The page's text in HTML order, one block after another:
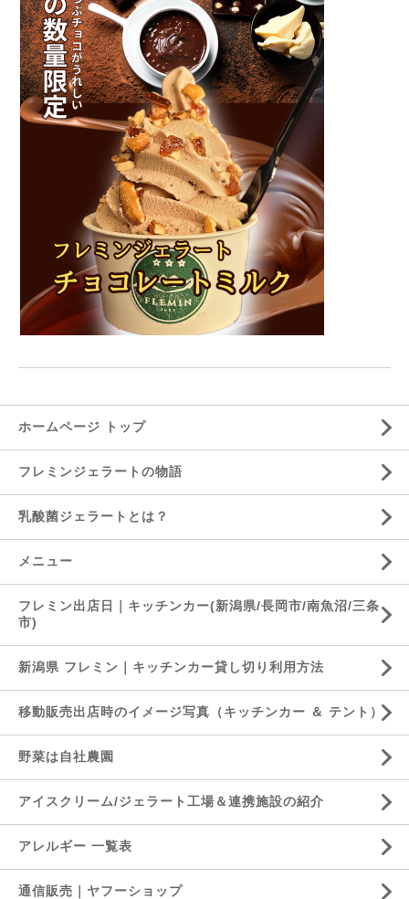
ホームページ トップ
フレミンジェラートの物語
乳酸菌ジェラートとは？
メニュー
フレミン出店日｜キッチンカー(新潟県/長岡市/南魚沼/三条
市)
新潟県 フレミン｜キッチンカー貸し切り利用方法
移動販売出店時のイメージ写真（キッチンカー ＆ テント）
野菜は自社農園
アイスクリーム/ジェラート工場＆連携施設の紹介
アレルギー 一覧表
通信販売｜ヤフーショップ